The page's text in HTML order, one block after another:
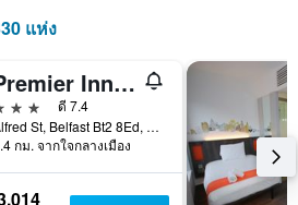
แห่ง
Premier Inn Belfast City Centre Alfred St
ดาว
ดี 7.4
Alfred St, Belfast Bt2 8Ed, Uk, เบลฟาส, สหราชอาณาจักร
กม. จากใจกลางเมือง